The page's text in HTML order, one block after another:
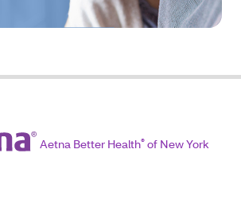
Aetna Better Health®of New York